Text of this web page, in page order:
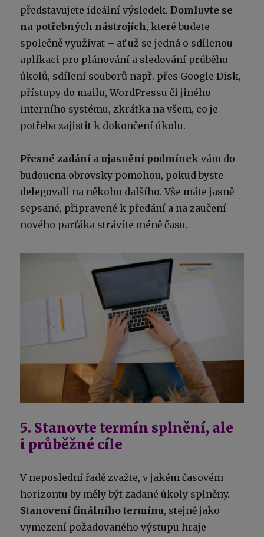
představujete ideální výsledek.Domluvte se
na potřebných nástrojích, které budete
společně využívat – ať už se jedná o sdílenou
aplikaci pro plánování a sledování průběhu
úkolů, sdílení souborů např. přes Google Disk,
přístupy do mailu, WordPressu či jiného
interního systému, zkrátka na všem, co je
potřeba zajistit k dokončení úkolu.
Přesné zadání a ujasnění podmínek vám do
budoucna obrovsky pomohou, pokud byste
delegovali na někoho dalšího. Vše máte jasně
sepsané, připravené k předání a na zaučení
nového parťáka strávíte méně času.
5. Stanovte termín splnění, ale
i průběžné cíle
V neposlední řadě zvažte, v jakém časovém
horizontu by měly být zadané úkoly splněny.
Stanovení finálního termínu, stejně jako
vymezení požadovaného výstupu hraje